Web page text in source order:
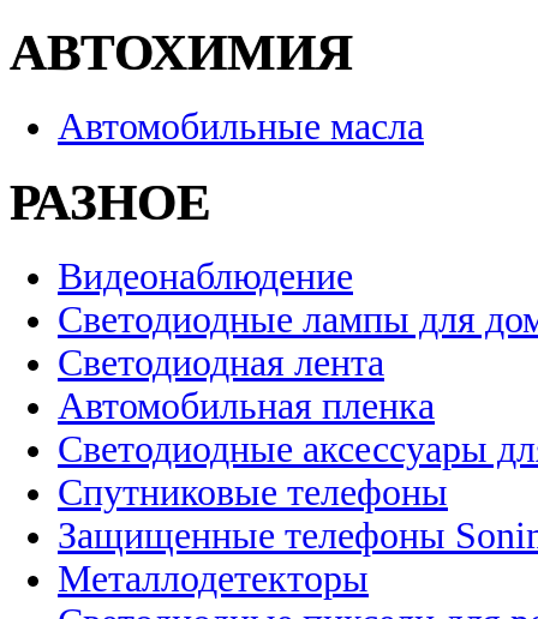
АВТОХИМИЯ
Автомобильные масла
РАЗНОЕ
Видеонаблюдение
Светодиодные лампы для
Светодиодная лента
Автомобильная пленка
Светодиодные аксессуары
Спутниковые телефоны
Защищенные телефоны
Металлодетекторы